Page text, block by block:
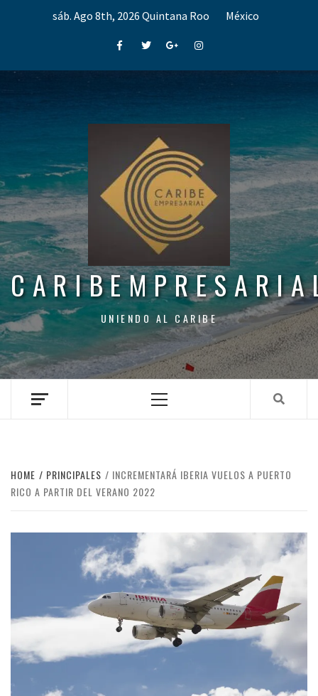
sáb. Ago 8th, 2026 Quintana Roo México
FacebookTwitterGoogle+Instagram
UNIENDO AL CARIBE
Menu
HOME PRINCIPALES
INCREMENTARÁ IBERIA VUELOS A PUERTO
RICO A PARTIR DEL VERANO 2022